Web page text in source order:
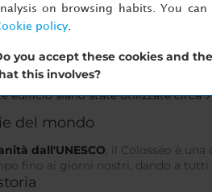
di 50.000 persone
, desiderose
è lungo 189 metri e largo 156
edificio siano state utilizzate circa
del mondo
dall'UNESCO, il Colosseo è
fino ai giorni nostri, dando a
on browsing habits. You can
policy.
you accept these cookies and
this involves?